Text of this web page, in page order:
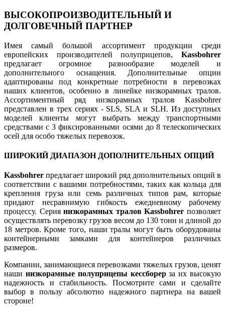
ВЫСОКОПРОИЗВОДИТЕЛЬНЫЙ И
ДОЛГОВЕЧНЫЙ ПАРТНЕР
Имея самый большой ассортимент продукции среди
европейских производителей полуприцепов, Kassbohrer
предлагает огромное разнообразие моделей и
дополнительного оснащения. Дополнительные опции
адаптированы под конкретные потребности в перевозках
наших клиентов, особенно в линейке низкорамных тралов.
Ассортиментный ряд низкорамных тралов Kassbohrer
представлен в трех сериях - SLS, SLA и SLH. Из доступных
моделей клиенты могут выбрать между транспортными
средствами с 3 фиксированными осями до 8 телескопических
осей для особо тяжелых перевозок.
ШИРОКИЙ ДИАПАЗОН ДОПОЛНИТЕЛЬНЫХ ОПЦИЙ
Kassbohrer предлагает широкий ряд дополнительных опций в
соответствии с вашими потребностями, таких как кольца для
крепления груза или семь различных типов рам, которые
придают несравнимую гибкость ежедневному рабочему
процессу. Сериянизкорамных тралов Kassbohrer позволяет
осуществлять перевозку грузов весом до 130 тонн и длиной до
18 метров. Кроме того, наши тралы могут быть оборудованы
контейнерными замками для контейнеров различных
размеров.
Компании, занимающиеся перевозками тяжелых грузов, ценят
наши низкорамные полуприцепы кессборерза их высокую
надежность и стабильность. Посмотрите сами и сделайте
выбор в пользу абсолютно надежного партнера на вашей
стороне!